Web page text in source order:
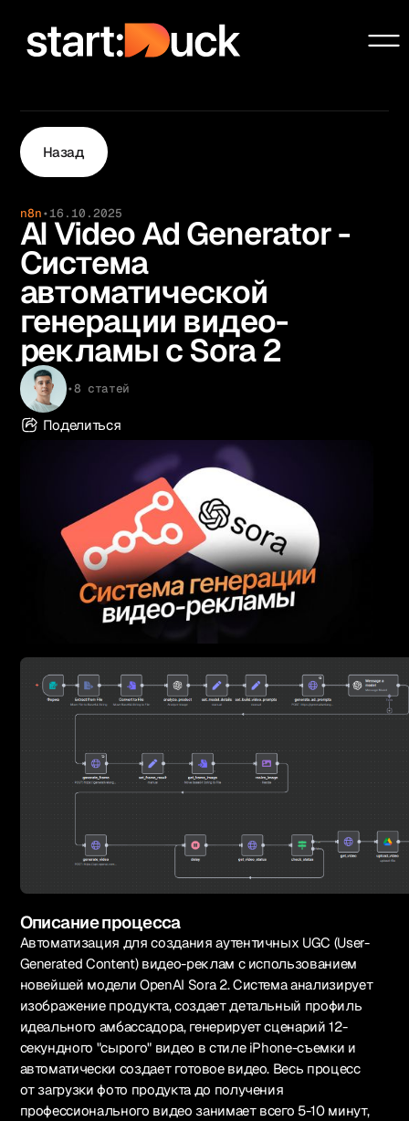
Сообщество
Проекты
Услуги
Образование
Ai Automation Agency
Блог
О нас
Контакты
Русский
1k+ участников
Вступить в Telegram
Связаться
Назад
n8n•16.10.2025
AI Video Ad Generator -
Система
автоматической
генерации видео-
рекламы с Sora 2
•8 статей
Поделиться
Описание процесса
Автоматизация для создания аутентичных UGC (User-
Generated Content) видео-реклам с использованием
новейшей модели OpenAI Sora 2. Система анализирует
изображение продукта, создает детальный профиль
идеального амбассадора, генерирует сценарий 12-
секундного "сырого" видео в стиле iPhone-съемки и
автоматически создает готовое видео. Весь процесс
от загрузки фото продукта до получения
профессионального видео занимает всего 5-10 минут,